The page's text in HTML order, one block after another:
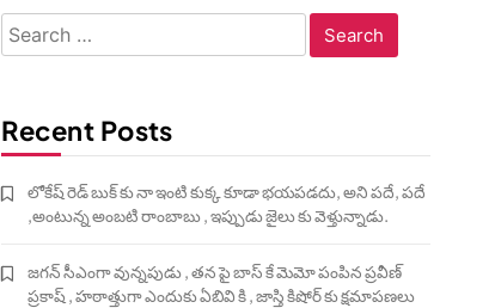
Search
for:
Recent Posts
లోకేష్ రెడ్ బుక్ కు నా ఇంటి కుక్క కూడా భయపడదు, అని పదే, పదే
,అంటున్న అంబటి రాంబాబు , ఇప్పుడు జైలు కు వెళ్తున్నాడు.
జగన్ సీఎంగా వున్నపుడు , తన పై బాస్ కే మెమో పంపిన ప్రవీణ్
ప్రకాష్ , హఠాత్తుగా ఎందుకు ఏబివి కి , జాస్తి కిషోర్ కు క్షమాపణలు